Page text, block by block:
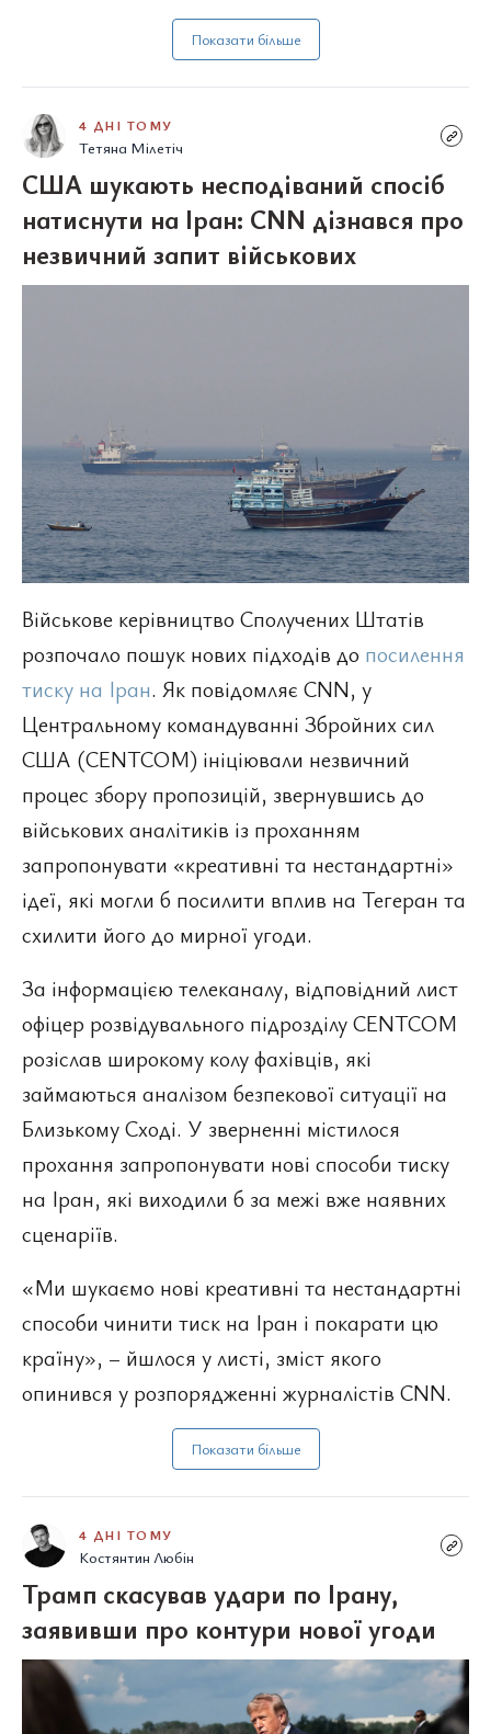
Показати більше
4 ДНІ ТОМУ
Тетяна Мілетіч
США шукають несподіваний спосіб
натиснути на Іран: CNN дізнався про
незвичний запит військових
Військове керівництво Сполучених Штатів
розпочало пошук нових підходів до посилення
тиску на Іран. Як повідомляє CNN, у
Центральному командуванні Збройних сил
США (CENTCOM) ініціювали незвичний
процес збору пропозицій, звернувшись до
військових аналітиків із проханням
запропонувати «креативні та нестандартні»
ідеї, які могли б посилити вплив на Тегеран та
схилити його до мирної угоди.
За інформацією телеканалу, відповідний лист
офіцер розвідувального підрозділу CENTCOM
розіслав широкому колу фахівців, які
займаються аналізом безпекової ситуації на
Близькому Сході. У зверненні містилося
прохання запропонувати нові способи тиску
на Іран, які виходили б за межі вже наявних
сценаріїв.
«Ми шукаємо нові креативні та нестандартні
способи чинити тиск на Іран і покарати цю
країну», – йшлося у листі, зміст якого
опинився у розпорядженні журналістів CNN.
Показати більше
4 ДНІ ТОМУ
Костянтин Любін
Трамп скасував удари по Ірану,
заявивши про контури нової угоди